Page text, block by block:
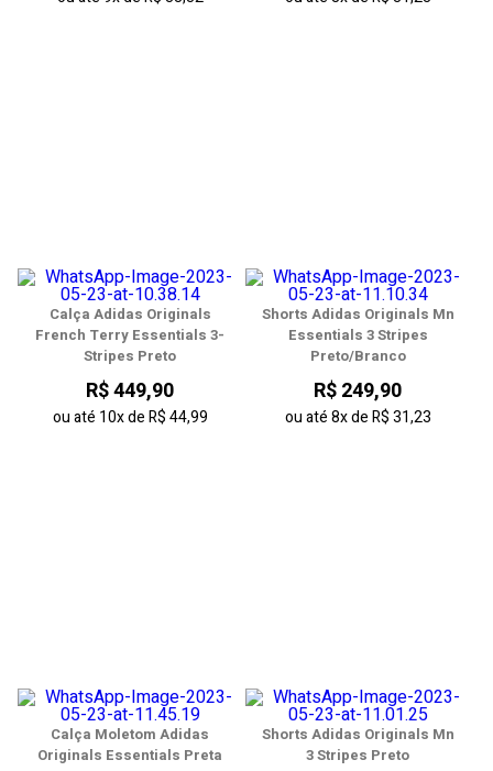
Calça Adidas Originals
French Terry Essentials 3-
Stripes Preto
R$ 449,90
ou até 10xdeR$ 44,99
Shorts Adidas Originals Mn
Essentials 3 Stripes
Preto/Branco
R$ 249,90
ou até8xdeR$ 31,23
Calça Moletom Adidas
Originals Essentials Preta
Shorts Adidas Originals Mn
3 Stripes Preto